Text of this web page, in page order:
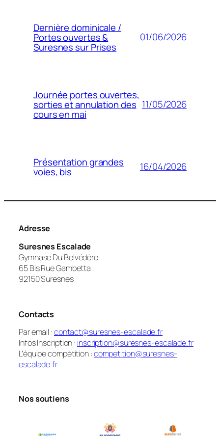
Dernière dominicale /
Portes ouvertes &
Suresnes sur Prises
01/06/2026
Journée portes ouvertes,
sorties et annulation des
cours en mai
11/05/2026
Présentation grandes
voies, bis 16/04/2026
Adresse
Suresnes Escalade
Gymnase Du Belvédère
65 Bis Rue Gambetta
92150 Suresnes
Contacts
Par email :contact@suresnes-escalade.fr
Infos Inscription : inscription@suresnes-escalade.fr
L’équipe compétition :competition@suresnes-
escalade.fr
Nos soutiens